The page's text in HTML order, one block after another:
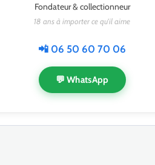
Fondateur & collectionneur
18 ans à importer ce qu'il aime
📲 06 50 60 70 06
💬 WhatsApp